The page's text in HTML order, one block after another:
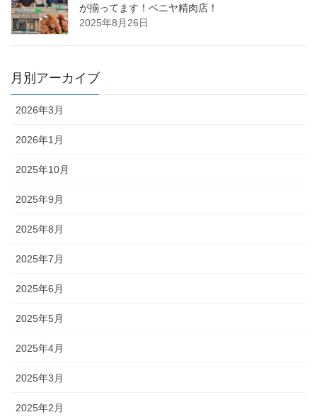
が揃ってます！ベニヤ精肉店！
2025年8月26日
月別アーカイブ
2026年3月
2026年1月
2025年10月
2025年9月
2025年8月
2025年7月
2025年6月
2025年5月
2025年4月
2025年3月
2025年2月